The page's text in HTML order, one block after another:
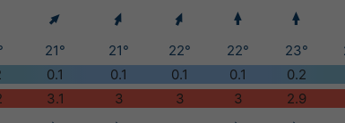
21° 21° 22° 22° 23°
0.1 0.1 0.1 0.1 0.2
3.1 3 3 3 2.9